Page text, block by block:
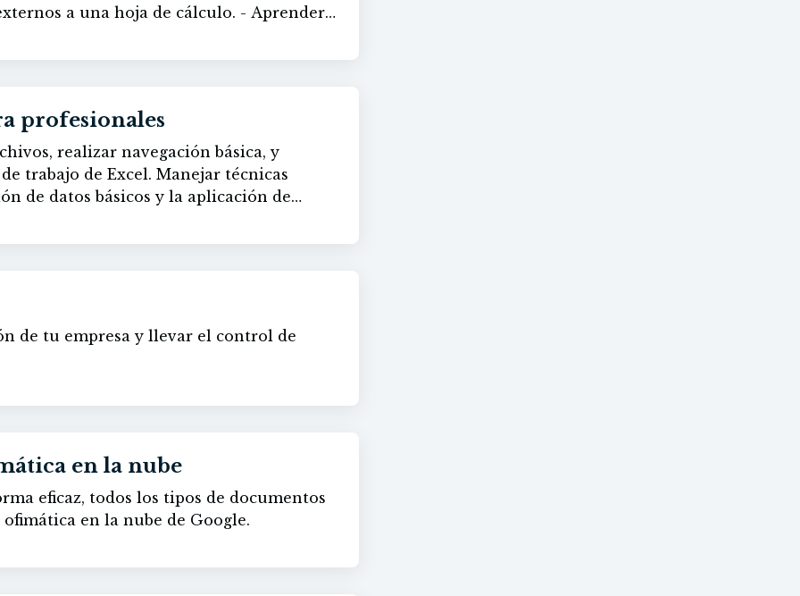
a una hoja de cálculo. - Aprender
- Adquirir los conocimientos para crear
más complejas en Visual Basic. -
básicas para trabajar con los distintos
cálculo. - Manejar los distintos cuadros
generar en Excel con la aplicación Visual
profesionales
realizar navegación básica, y
Excel. Manejar técnicas
de datos básicos y la aplicación de
celdas y rangos, el uso de fórmulas y
de gráficos, técnicas de impresión,
en línea.
de tu empresa y llevar el control de
en la nube
eficaz, todos los tipos de documentos
en la nube de Google.